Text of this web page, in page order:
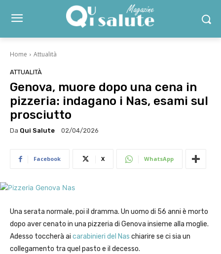
Home Attualità
ATTUALITÀ
Genova, muore dopo una cena in
pizzeria: indagano i Nas, esami sul
prosciutto
Da Qui Salute 02/04/2026
Facebook X WhatsApp
Una serata normale, poi il dramma. Un uomo di 56 anni è morto
dopo aver cenato in una pizzeria di Genova insieme alla moglie.
Adesso toccherà ai carabinieri del Nas chiarire se ci sia un
collegamento tra quel pasto e il decesso.